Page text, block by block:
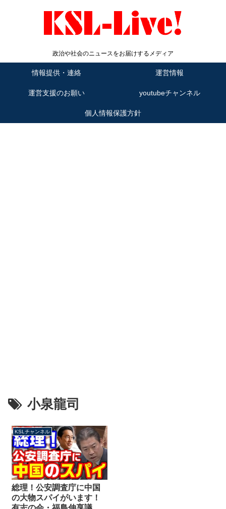
政治や社会のニュースをお届けするメディア
情報提供・連絡 運営情報
運営支援のお願い youtubeチャンネル
個人情報保護方針
小泉龍司
KSLチャンネル
総理！公安調査庁に中国
の大物スパイがいます！